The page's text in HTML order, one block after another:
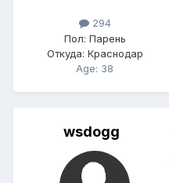
294
Пол: Парень
Откуда: Краснодар
Age: 38
wsdogg